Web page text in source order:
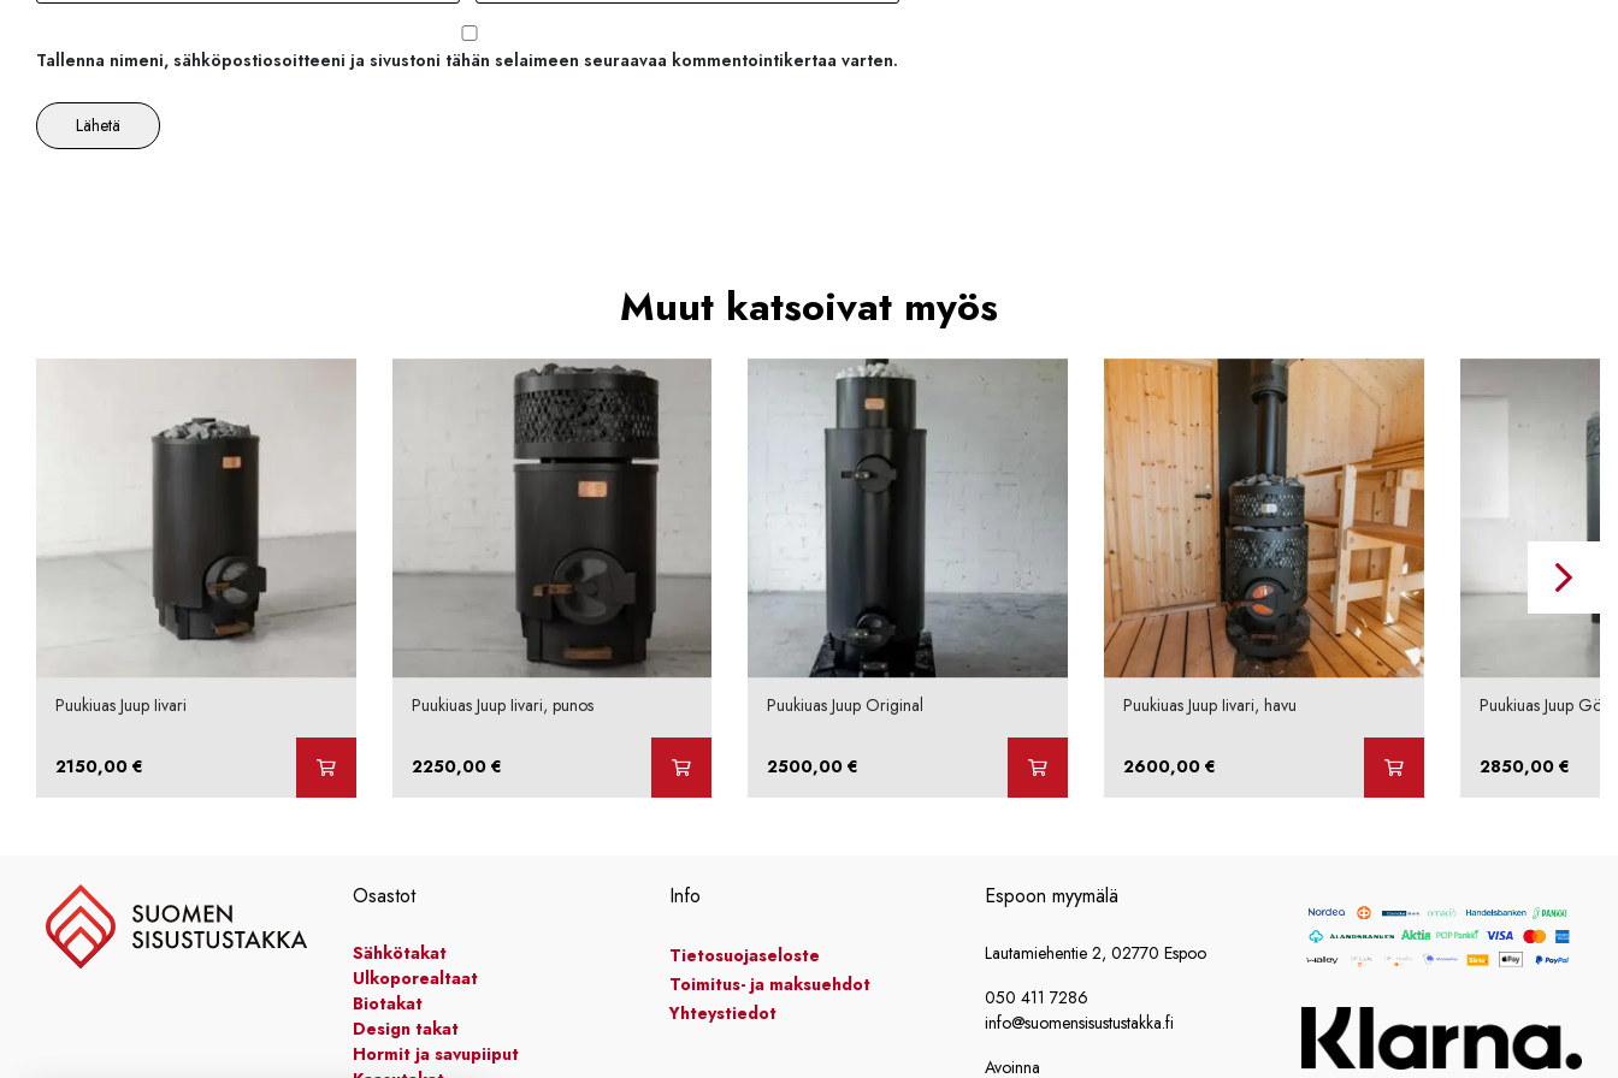
Tallenna nimeni, sähköpostiosoitteeni ja sivustoni tähän selaimeen seuraavaa kommentointikertaa varten.
Muut katsoivat myös
Puukiuas Juup Iivari
2150,00 €
Puukiuas Juup Iivari, punos
2250,00 €
Puukiuas Juup Original
2500,00€
Puukiuas Juup Iivari, havu
2600,00 €
Puukiuas Juup
2850,00 €
Osastot
Sähkötakat
Ulkoporealtaat
Biotakat
Design takat
Hormit ja savupiiput
Info
Tietosuojaseloste
Toimitus- ja maksuehdot
Yhteystiedot
Espoon myymälä
Lautamiehentie 2, 02770 Espoo
050 411 7286
info@suomensisustustakka.fi
Avoinna